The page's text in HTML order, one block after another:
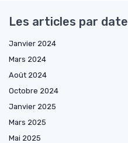
Les articles par date
Janvier 2024
Mars 2024
Août 2024
Octobre 2024
Janvier 2025
Mars 2025
Mai 2025